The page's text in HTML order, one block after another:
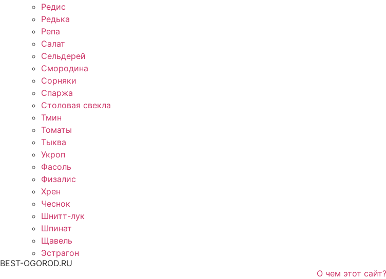
Редис
Редька
Репа
Салат
Сельдерей
Смородина
Сорняки
Спаржа
Столовая свекла
Тмин
Томаты
Тыква
Укроп
Фасоль
Физалис
Хрен
Чеснок
Шнитт-лук
Шпинат
Щавель
Эстрагон
BEST-OGOROD.RU
О чем этот сайт?